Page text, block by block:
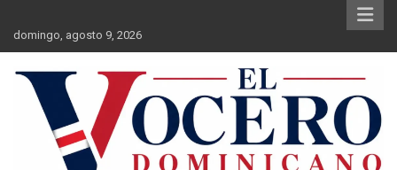
contenido
domingo, agosto 9, 2026